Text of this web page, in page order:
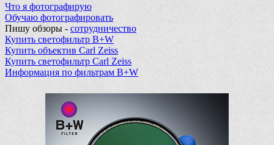
Что я фотографирую
Обучаю фотографировать
Пишу обзоры - сотрудничество
Купить светофильтр B+W
Купить объектив Carl Zeiss
Купить светофильтр Carl Zeiss
Информация по фильтрам B+W